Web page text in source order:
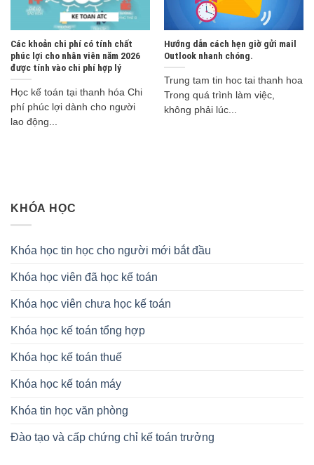
Các khoản chi phí có tính chất
phúc lợi cho nhân viên năm 2026
được tính vào chi phí hợp lý
Học kế toán tại thanh hóa Chi
phí phúc lợi dành cho người
lao động...
Hướng dẫn cách hẹn giờ gửi mail
Outlook nhanh chóng.
Trung tam tin hoc tai thanh hoa
Trong quá trình làm việc,
không phải lúc...
KHÓA HỌC
Khóa học tin học cho người mới bắt đầu
Khóa học viên đã học kế toán
Khóa học viên chưa học kế toán
Khóa học kế toán tổng hợp
Khóa học kế toán thuế
Khóa học kế toán máy
Khóa tin học văn phòng
Đào tạo và cấp chứng chỉ kế toán trưởng